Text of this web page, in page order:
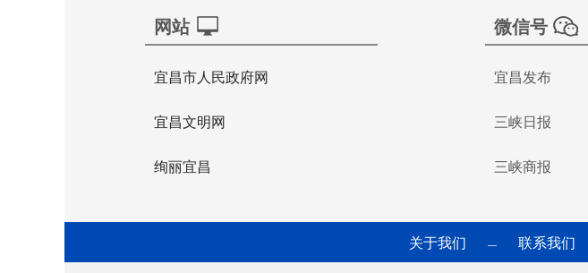
网站
宜昌市人民政府网
宜昌文明网
绚丽宜昌
微信号
宜昌发布
三峡日报
三峡商报
关于我们 — 联系我们